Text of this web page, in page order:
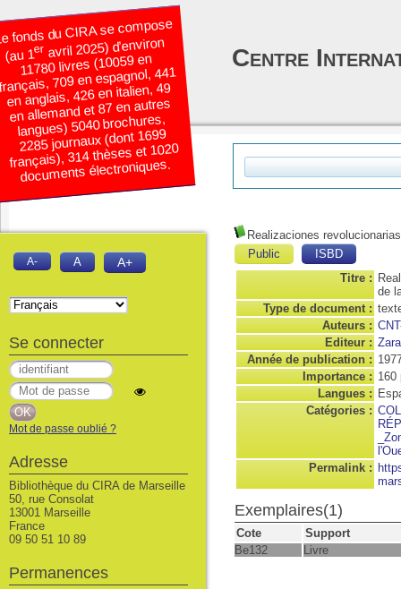
Realizaciones
Public
ISBD
Titre :
de
Type de document :
Auteurs :
Editeur :
Année de publication :
Importance : 160
Langues :
Catégories :
Permalink :
Exemplaires(1)
Cote
Support
Be132
Livre
fonds du CIRA se compose
(au 1eravril 2025) d’environ
11780 livres (10059 en
709 en espagnol, 441
en anglais, 426 en italien, 49
en allemand et 87 en autres
langues) 5040 brochures,
2285 journaux (dont 1699
français), 314 thèses et 1020
documents électroniques.
Centre
A- A A+
Se connecter
Mot de passe oublié ?
Adresse
Bibliothèque du CIRA de Marseille
50, rue Consolat
13001 Marseille
France
09 50 51 10 89
Permanences